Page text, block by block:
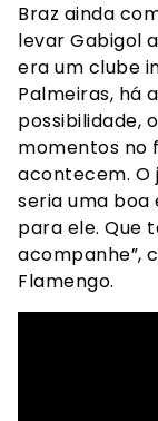
Braz ainda
levar Gabigol
era um clube
Palmeiras, há
possibilidade,
momentos no
acontecem. O
seria uma boa
para ele. Que
acompanhe”,
Flamengo.